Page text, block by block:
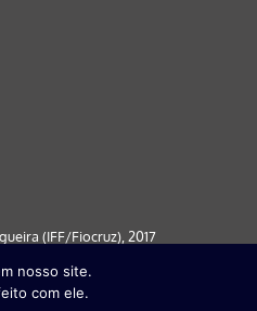
(IFF/Fiocruz), 2017
(a partir da versão 9) | FireFox ( a
nosso site.
com ele.